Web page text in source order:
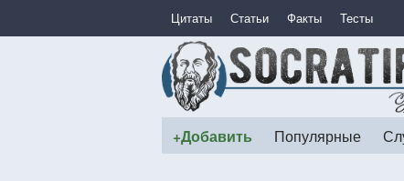
Цитаты Статьи Факты Тесты
+Добавить Популярные